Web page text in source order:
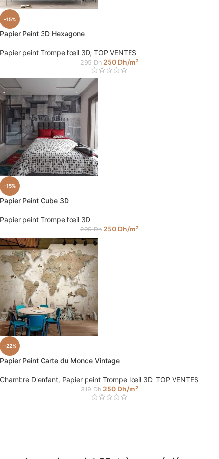
-15%
Papier Peint 3D Hexagone
Papier peint Trompe l’œil 3D, TOP VENTES
295Dh 250 Dh/m²
-15%
Papier Peint Cube 3D
Papier peint Trompe l’œil 3D
295Dh 250 Dh/m²
-22%
Papier Peint Carte du Monde Vintage
Chambre D'enfant, Papier peint Trompe l’œil 3D, TOP VENTES
319Dh 250 Dh/m²